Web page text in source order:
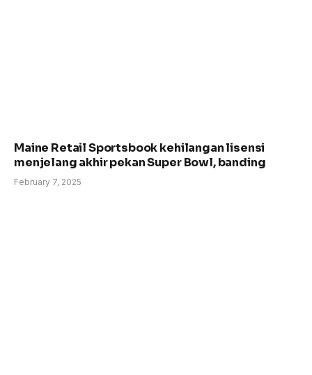
Maine Retail Sportsbook kehilangan lisensi
menjelang akhir pekan Super Bowl, banding
February 7, 2025